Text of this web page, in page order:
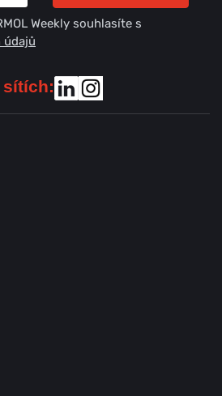
Weekly souhlasíte s
údajů
sítích: